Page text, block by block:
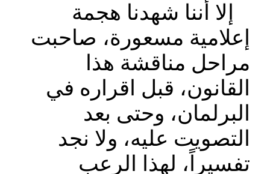
إلا أننا شهدنا هجمة
إعلامية مسعورة، صاحبت
مراحل مناقشة هذا
القانون، قبل اقراره في
البرلمان، وحتى بعد
التصويت عليه، ولا نجد
تفسيراً، لهذا الرعب